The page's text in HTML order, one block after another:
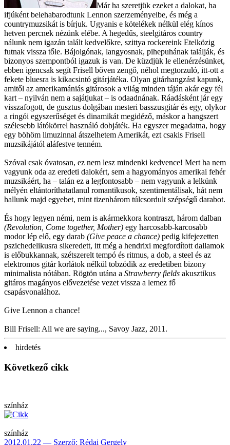
Már ha szeretjük ezeket a dalokat, ha
ifjúként belehabarodtunk Lennon szerzeményeibe, és még a
countrymuzsikát is bírjuk. Ugyanis e kötelékek nélkül elég kínos
hetven percnek nézünk elébe. A hegedűs, steelgitáros country
nálunk nem igazán talált kedvelőkre, szittya rockereink Etelközig
futnak vissza tőle. Bájolgónak, langyosnak, pihepuhának találják, és
bizonyos szempontból igazuk is van. De küzdjük le ellenérzésünket,
ebben igencsak segít Frisell bőven zengő, néhol megtorzuló, itt-ott a
fekete bluesra is kikacsintó gitárjátéka. Olyan gitárhangzást kapunk,
amitől az amerikamániás gitárosok a világ minden táján akár egy fél
kart – nyilván nem a sajátjukat – is odaadnának. Ráadásként jár egy
visszafogott, de gusztus dolgában mesteri basszusgitár és egy, olykor
a ringói egyszerűséget és dinamikát megidéző, máskor a hangszert
szélesebb látókörrel használó dobjáték. Ha egyszer megadatna, hogy
egy böhöm limuzinnal átszelhetem Amerikát, ezt csakis Frisell
muzsikájától aláfestve tenném.
Szóval csak óvatosan, ez nem lesz mindenki kedvence! Mert ha nem
vagyunk oda az eredeti dalokért, sem a hagyományos amerikai fehér
muzsikáért, ha – talán ez a legfontosabb – nem vagyunk a lelkünk
mélyén eltántoríthatatlanul romantikusok, szentimentálisak, hát nem
hallunk majd egyebet, mint tizenhárom túlcsordult szépségű darabot.
És hogy legyen némi, nem is akármekkora kontraszt, három dalban
(Revolution, Come together, Mother) egy harcosabb-karcosabb
modor lép elő, egy darab (Give peace a chance) pedig kifejezetten
pszichedelikusra sikeredett, itt még a hendrixi megfordított dallamok
is előbukkannak, szétszerelt tempó és ritmus, a dob, a steel és az
elektromos gitár korlátok nélkül tobzódik az eredetiben bizony
minimalista nótában. Rögtön utána a Strawberry fields akusztikus
gitáros magányos elővezetése vezet vissza a lemez fő
csapásvonalához.
Give Lennon a chance!
Bill Frisell: All we are saying..., Savoy Jazz, 2011.
hirdetés
Következő cikk
színház
színház
2012.01.22 — Szerző: Rédai Gergely